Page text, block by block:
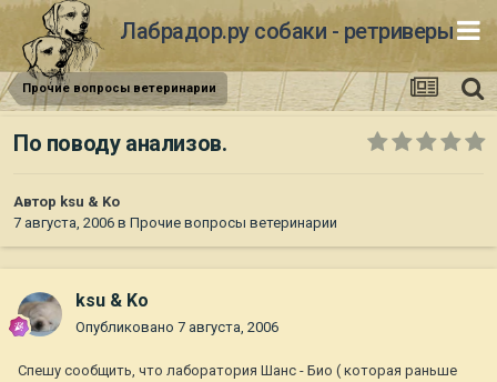
Лабрадор.ру собаки - ретриверы
Прочие вопросы ветеринарии
По поводу анализов.
Автор ksu & Ko
7 августа, 2006 в Прочие вопросы ветеринарии
ksu & Ko
Опубликовано 7 августа, 2006
Спешу сообщить, что лаборатория Шанс - Био ( которая раньше